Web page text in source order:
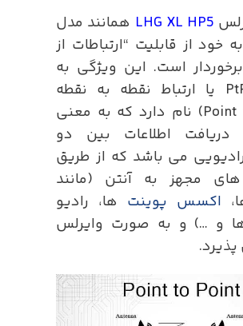
LHG XL HP5 همانند مدل
خود از قابلیت “ارتباطات از
است. این ویژگی به
اصطلاح PtP یا ارتباط نقطه به نقطه
(Point to Point) نام دارد که به معنی
دریافت اطلاعات بین دو
می باشد که از طریق
مجهز به آنتن (مانند
اکسس پوینت ها، رادیو
و …) و به صورت وایرلس